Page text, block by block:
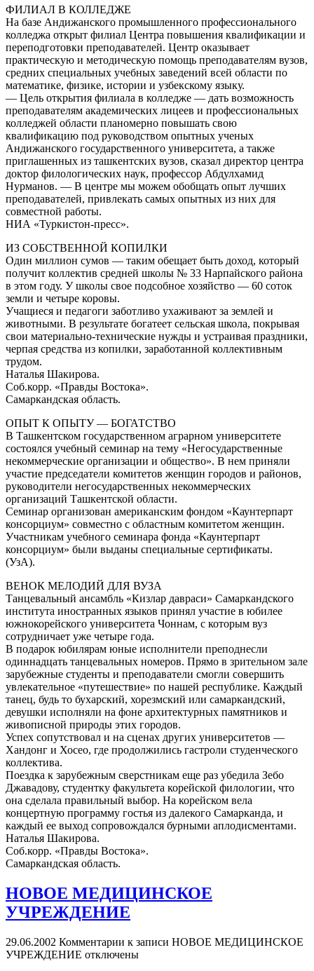
ФИЛИАЛ В КОЛЛЕДЖЕ
На базе Андижанского промышленного профессионального
колледжа открыт филиал Центра повышения квалификации и
переподготовки преподавателей. Центр оказывает
практическую и методическую помощь преподавателям вузов,
средних специальных учебных заведений всей области по
математике, физике, истории и узбекскому языку.
— Цель открытия филиала в колледже — дать возможность
преподавателям академических лицеев и профессиональных
колледжей области планомерно повышать свою
квалификацию под руководством опытных ученых
Андижанского государственного университета, а также
приглашенных из ташкентских вузов, сказал директор центра
доктор филологических наук, профессор Абдулхамид
Нурманов. — В центре мы можем обобщать опыт лучших
преподавателей, привлекать самых опытных из них для
совместной работы.
НИА «Туркистон-пресс».
ИЗ СОБСТВЕННОЙ КОПИЛКИ
Один миллион сумов — таким обещает быть доход, который
получит коллектив средней школы № 33 Нарпайского района
в этом году. У школы свое подсобное хозяйство — 60 соток
земли и четыре коровы.
Учащиеся и педагоги заботливо ухаживают за землей и
животными. В результате богатеет сельская школа, покрывая
свои материально-технические нужды и устраивая праздники,
черпая средства из копилки, заработанной коллективным
трудом.
Наталья Шакирова.
Соб.корр. «Правды Востока».
Самаркандская область.
ОПЫТ К ОПЫТУ — БОГАТСТВО
В Ташкентском государственном аграрном университете
состоялся учебный семинар на тему «Негосударственные
некоммерческие организации и общество». В нем приняли
участие председатели комитетов женщин городов и районов,
руководители негосударственных некоммерческих
организаций Ташкентской области.
Семинар организован американским фондом «Каунтерпарт
консорциум» совместно с областным комитетом женщин.
Участникам учебного семинара фонда «Каунтерпарт
консорциум» были выданы специальные сертификаты.
(УзА).
ВЕНОК МЕЛОДИЙ ДЛЯ ВУЗА
Танцевальный ансамбль «Кизлар давраси» Самаркандского
института иностранных языков принял участие в юбилее
южнокорейского университета Чоннам, с которым вуз
сотрудничает уже четыре года.
В подарок юбилярам юные исполнители преподнесли
одиннадцать танцевальных номеров. Прямо в зрительном зале
зарубежные студенты и преподаватели смогли совершить
увлекательное «путешествие» по нашей республике. Каждый
танец, будь то бухарский, хорезмский или самаркандский,
девушки исполняли на фоне архитектурных памятников и
живописной природы этих городов.
Успех сопутствовал и на сценах других университетов —
Хандонг и Хосео, где продолжились гастроли студенческого
коллектива.
Поездка к зарубежным сверстникам еще раз убедила Зебо
Джавадову, студентку факультета корейской филологии, что
она сделала правильный выбор. На корейском вела
концертную программу гостья из далекого Самарканда, и
каждый ее выход сопровождался бурными аплодисментами.
Наталья Шакирова.
Соб.корр. «Правды Востока».
Самаркандская область.
НОВОЕ МЕДИЦИНСКОЕ
УЧРЕЖДЕНИЕ
29.06.2002 Комментарии к записи НОВОЕ МЕДИЦИНСКОЕ
УЧРЕЖДЕНИЕ отключены